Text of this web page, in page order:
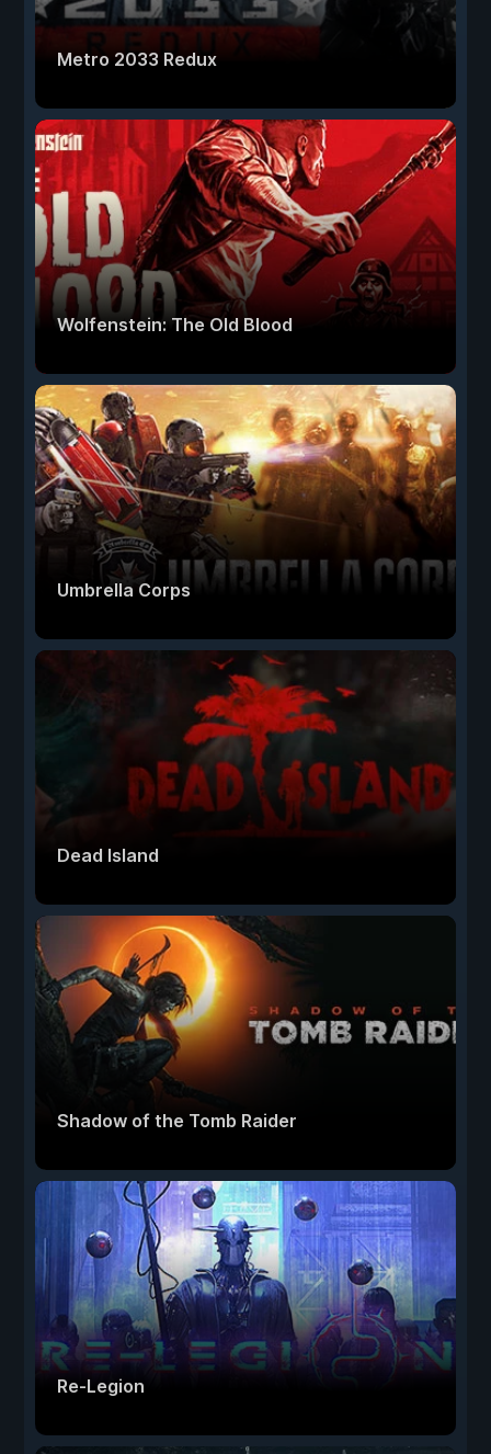
Metro 2033 Redux
Wolfenstein: The Old Blood
Umbrella Corps
Dead Island
Shadow of the Tomb Raider
Re-Legion